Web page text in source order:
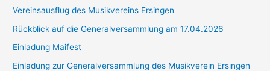
n
n
a
Vereinsausflug des Musikvereins Ersingen
Rückblick auf die Generalversammlung am 17.04.2026
Einladung Maifest
Einladung zur Generalversammlung des Musikverein Ersingen